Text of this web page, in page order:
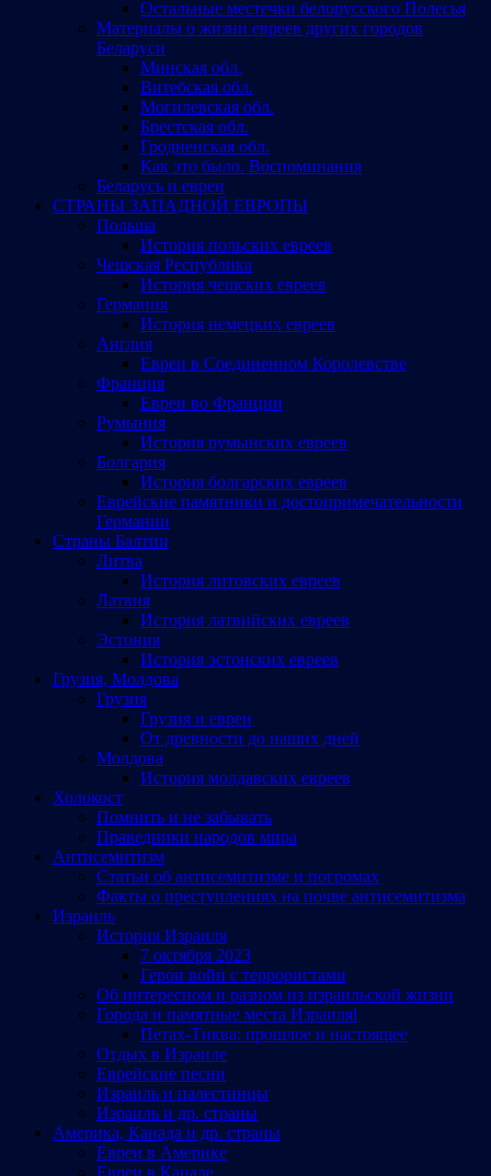
Остальные местечки белорусского Полесья
Материалы о жизни евреев других городов
Беларуси
Минская обл.
Витебская обл.
Могилевская обл.
Брестская обл.
Гродненская обл.
Как это было. Воспоминания
Беларусь и евреи
СТРАНЫ ЗАПАДНОЙ ЕВРОПЫ
Польша
История польских евреев
Чешская Республика
История чешских евреев
Германия
История немецких евреев
Англия
Евреи в Соединенном Королевстве
Франция
Евреи во Франции
Румыния
История румынских евреев
Болгария
История болгарских евреев
Еврейские памятники и достопримечательности
Германии
Страны Балтии
Литва
История литовских евреев
Латвия
История латвийских евреев
Эстония
История эстонских евреев
Грузия, Молдова
Грузия
Грузия и евреи
От древности до наших дней
Молдова
История молдавских евреев
Холокост
Помнить и не забывать
Праведники народов мира
Антисемитизм
Статьи об антисемитизме и погромах
Факты о преступлениях на почве антисемитизма
Израиль
История Израиля
7 октября 2023
Герои войн с террористами
Об интересном и разном из израильской жизни
Города и памятные места Израиляl
Петах-Тиква: прошлое и настоящее
Отдых в Израиле
Еврейские песни
Израиль и палестинцы
Израиль и др. страны
Америка, Канада и др. страны
Евреи в Америке
Евреи в Канаде